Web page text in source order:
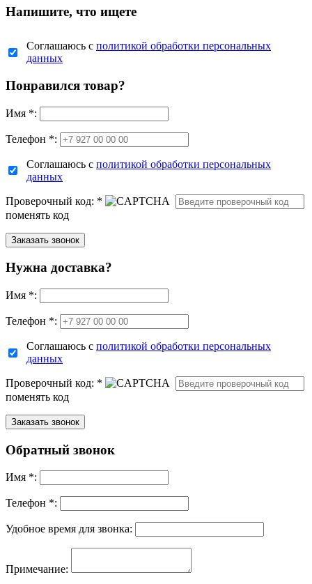
Напишите, что ищете
Соглашаюсь с политикой обработки персональных
данных
Понравился товар?
Имя *:
Телефон *:
Соглашаюсь с политикой обработки персональных
данных
Проверочный код: *
поменять код
Нужна доставка?
Имя *:
Телефон *:
Соглашаюсь с политикой обработки персональных
данных
Проверочный код: *
поменять код
Обратный звонок
Имя *:
Телефон *:
Удобное время для звонка:
Примечание: